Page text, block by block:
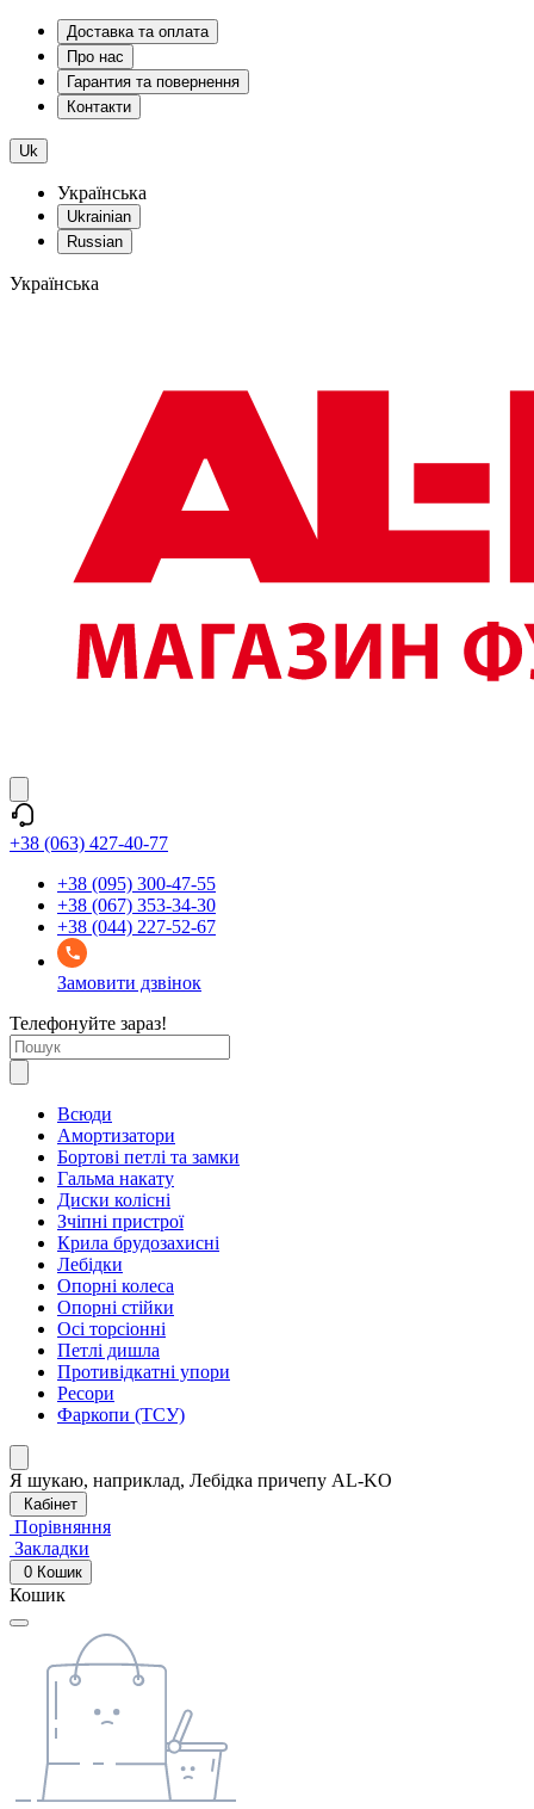
Доставка та оплата
Про нас
Гарантия та повернення
Контакти
Uk
Українська
Ukrainian
Russian
Українська
+38 (063) 427-40-77
+38 (095) 300-47-55
+38 (067) 353-34-30
+38 (044) 227-52-67
Замовити дзвінок
Телефонуйте зараз!
Всюди
Амортизатори
Бортові петлі та замки
Гальма накату
Диски колісні
Зчіпні пристрої
Крила брудозахисні
Лебідки
Опорні колеса
Опорні стійки
Осі торсіонні
Петлі дишла
Противідкатні упори
Ресори
Фаркопи (ТСУ)
Я шукаю, наприклад, Лебідка причепу AL-KO
Кабінет
Порівняння
Закладки
0 Кошик
Кошик